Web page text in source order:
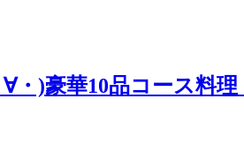
・)豪華10品コース料